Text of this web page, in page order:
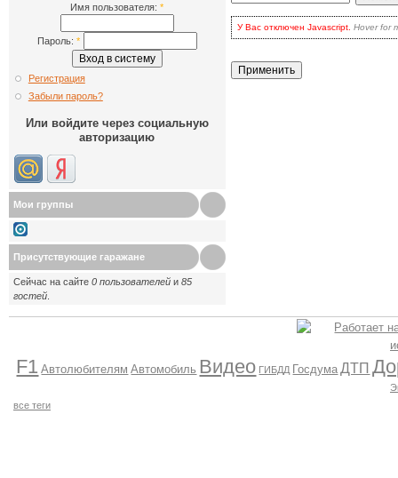
Имя пользователя:*
Пароль:*
Регистрация
Забыли пароль?
Или войдите через социальную
авторизацию
Мои группы
Присутствующие гаражане
Сейчас на сайте 0 пользователей и 85
гостей
У Вас отключен Javascript. Hover for
для волнения: вы по-прежнему
наиболее продвинутых.
Кликать на кнопке
F1 Автолюбителям Автомобиль Видео ГИБДД Госдума ДТП
все теги